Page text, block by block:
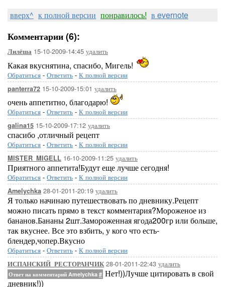
вверх^ к полной версии понравилось! в evernote
Комментарии (6):
Лилёша 15-10-2009-14:45 удалить
Какая вкуснятина, спасибо, Мигель!
Обратиться - Ответить - К полной версии
panterra72 15-10-2009-15:01 удалить
очень аппетитно, благодарю!
Обратиться - Ответить - К полной версии
galina15 15-10-2009-17:12 удалить
спасибо ,отличный рецепт
Обратиться - Ответить - К полной версии
MISTER_MIGELL 16-10-2009-11:25 удалить
Приятного аппетита!Будут еще лучше сегодня!
Обратиться - Ответить - К полной версии
Amelychka 28-01-2011-20:19 удалить
Я только начинаю путешествовать по дневнику.Рецепт
можно писать прямо в текст комментария?Мороженое из
бананов.Бананы 2шт.Замороженная ягода200гр или больше,
так вкуснее. Все это взбить, у кого что есть-
блендер,чопер.Вкусно
Обратиться - Ответить - К полной версии
ИСПАНСКИЙ_РЕСТОРАНЧИК28-01-2011-22:43 удалить
Ответ на комментарий Amelychka # Нет!))Лучше цитировать в свой
дневник!))